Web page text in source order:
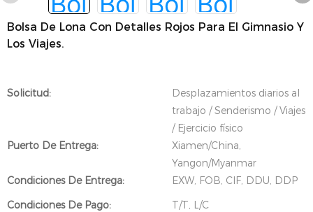
Bolsa De Lona Con Detalles Rojos Para El Gimnasio Y
Los Viajes.
Solicitud:
Desplazamientos diarios al
trabajo / Senderismo / Viajes
/ Ejercicio físico
Puerto De Entrega:
Xiamen/China,
Yangon/Myanmar
Condiciones De Entrega:
EXW, FOB, CIF, DDU, DDP
Condiciones De Pago:
T/T, L/C